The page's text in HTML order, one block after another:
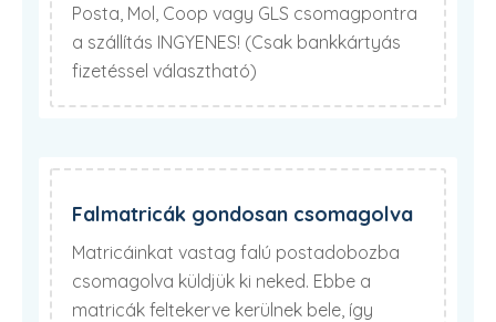
Posta, Mol, Coop vagy GLS csomagpontra
a szállítás INGYENES! (Csak bankkártyás
fizetéssel választható)
Falmatricák gondosan csomagolva
Matricáinkat vastag falú postadobozba
csomagolva küldjük ki neked. Ebbe a
matricák feltekerve kerülnek bele, így